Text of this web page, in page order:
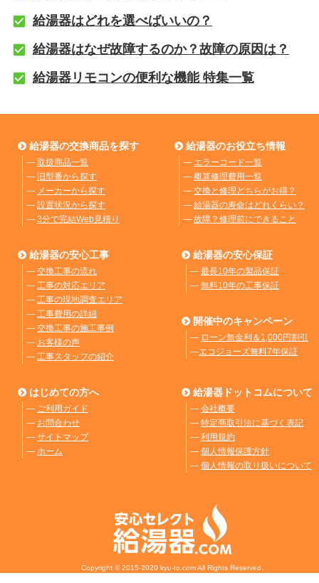
給湯器はどれを選べばいいの？
給湯器はなぜ故障するのか？故障の原因は？
給湯器リモコンの便利な機能 特集一覧
給湯器の交換商品を探す
― 取扱商品一覧
― 旧型番から探す
― メーカーから探す
― 設置状況から探す
― 3分で完結Web見積り
給湯器のお役立ち情報
― エラーコード一覧
― 概算修理費用一覧
― 交換と修理どちらがお得？
― 給湯器の寿命はどれくらい？
― 故障？修理前にできること
給湯器の安心工事
― 交換工事の流れ
― 工事の対応エリア
― 工事の現地調査エリア
― 工事費用の詳細
― 交換工事の施工事例
― お客様の声
― 工事スタッフの紹介
給湯器の安心保証
― 最長10年の製品保証
― 無料10年の工事保証
開催中のキャンペーン
― ローン無金利＆1,000円割引
―エコジョーズ無料7年保証
はじめての方へ
― ご利用ガイド
― お問合わせ
― サイトマップ
― ホーム
給湯器ドットコムについて
― 会社概要
― 特定商取引法に基づく表記
― 利用規約
― 個人情報保護方針
― 個人情報の取り扱いについて
Copyright © 2015-2020 kyu-to.com All Rights Reserved.